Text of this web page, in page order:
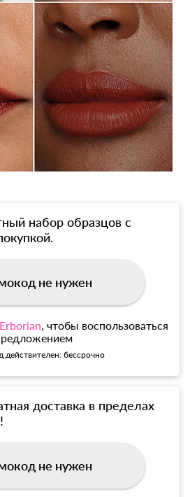
набор образцов с
не нужен
Erborian, чтобы воспользоваться
действителен: бессрочно
доставка в пределах
не нужен